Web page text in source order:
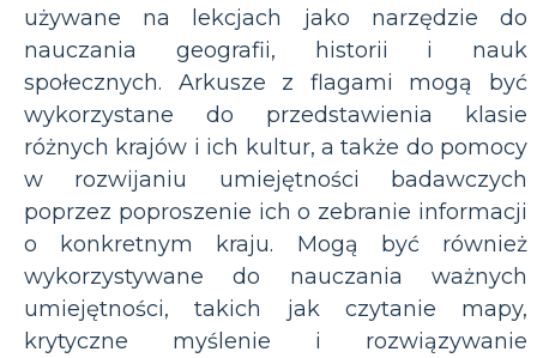
używane na lekcjach jako narzędzie do
nauczania geografii, historii i nauk
społecznych. Arkusze z flagami mogą być
wykorzystane do przedstawienia klasie
różnych krajów i ich kultur, a także do pomocy
w rozwijaniu umiejętności badawczych
poprzez poproszenie ich o zebranie informacji
o konkretnym kraju. Mogą być również
wykorzystywane do nauczania ważnych
umiejętności, takich jak czytanie mapy,
krytyczne myślenie i rozwiązywanie